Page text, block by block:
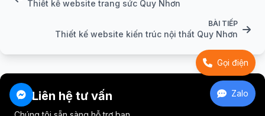
Thiết kế website trang sức Quy Nhơn
BÀI TIẾP
Thiết kế website kiến trúc nội thất Quy Nhơn
Liên hệ tư vấn
Gọi điện
Zalo